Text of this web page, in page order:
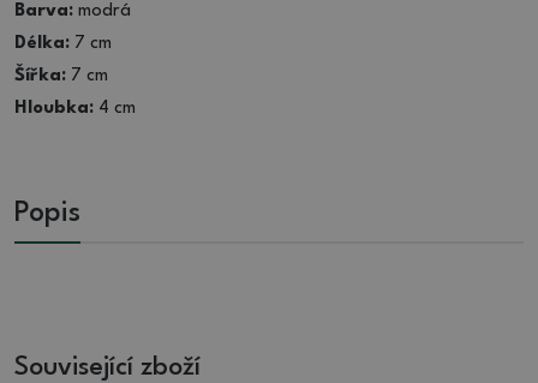
Barva: modrá
Délka: 7 cm
Šířka: 7 cm
Hloubka: 4 cm
Popis
Související zboží